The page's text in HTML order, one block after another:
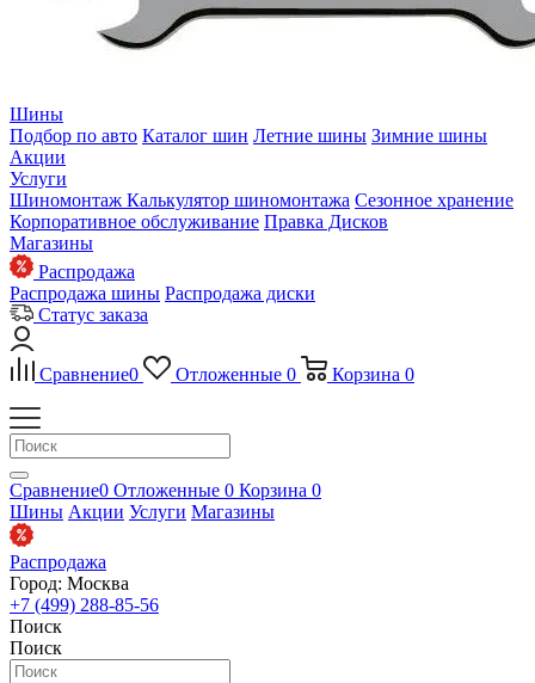
Шины
Подбор по авто Каталог шин Летние шины Зимние шины
Акции
Услуги
Шиномонтаж Калькулятор шиномонтажа Сезонное хранение
Корпоративное обслуживание Правка Дисков
Магазины
Распродажа
Распродажа шины Распродажа диски
Статус заказа
Сравнение0 Отложенные 0 Корзина 0
Сравнение0 Отложенные 0 Корзина 0
Шины Акции Услуги Магазины
Распродажа
Город: Москва
+7 (499) 288-85-56
Поиск
Поиск